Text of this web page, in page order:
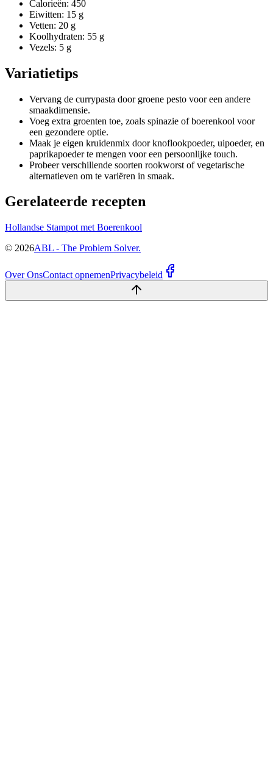
Calorieën: 450
Eiwitten: 15 g
Vetten: 20 g
Koolhydraten: 55 g
Vezels: 5 g
Variatietips
Vervang de currypasta door groene pesto voor een andere
smaakdimensie.
Voeg extra groenten toe, zoals spinazie of boerenkool voor
een gezondere optie.
Maak je eigen kruidenmix door knoflookpoeder, uipoeder, en
paprikapoeder te mengen voor een persoonlijke touch.
Probeer verschillende soorten rookworst of vegetarische
alternatieven om te variëren in smaak.
Gerelateerde recepten
Hollandse Stampot met Boerenkool
© 2026ABL - The Problem Solver.
Over OnsContact opnemenPrivacybeleid